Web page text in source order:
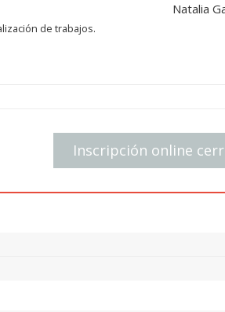
de trabajos.
Natalia
Inscripción online